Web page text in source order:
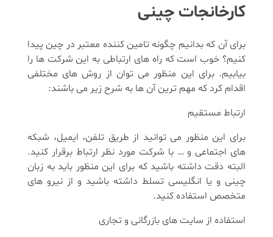
کارخانجات چینی
برای آن که بدانیم چگونه تامین کننده معتبر در چین پیدا
کنیم؟ خوب است که راه های ارتباطی به این شرکت ها را
بیابیم. برای این منظور می توان از روش های مختلفی
اقدام کرد که مهم ترین آن ها به شرح زیر می باشند:
ارتباط مستقیم
برای این منظور می توانید از طریق تلفن، ایمیل، شبکه
های اجتماعی و … با شرکت مورد نظر ارتباط برقرار کنید.
البته دقت داشته باشید که برای این منظور باید به زبان
چینی و یا انگلیسی تسلط داشته باشید و از نیرو های
متخصص استفاده کنید.
استفاده از سایت های بازرگانی و تجاری